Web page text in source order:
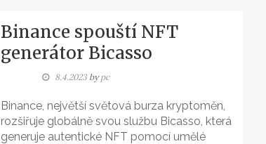
Binance spouští NFT
generátor Bicasso
8.4.2023bypc
Binance, největší světová burza kryptoměn,
rozšiřuje globálně svou službu Bicasso, která
generuje autentické NFT pomocí umělé